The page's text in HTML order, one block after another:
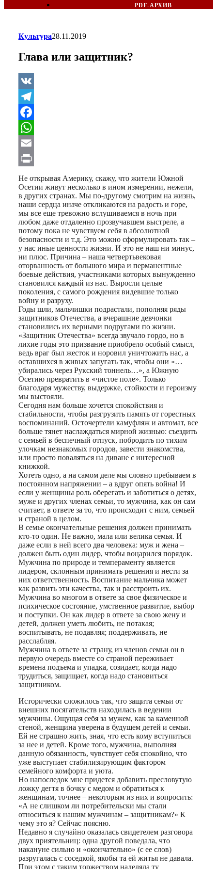
PDF-АРХИВ
Культура28.11.2019
Глава или защитник?
VK
Telegram
Facebook
WhatsApp
Email
Print
Не открывая Америку, скажу, что жители Южной
Осетии живут несколько в ином измерении, нежели,
в других странах. Мы по-другому смотрим на жизнь,
наши сердца иначе откликаются на радость и горе,
мы все еще тревожно вслушиваемся в ночь при
любом даже отдаленно прозвучавшем выстреле, а
потому пока не чувствуем себя в абсолютной
безопасности и т.д. Это можно сформулировать так –
у нас иные ценности жизни. И это не наш ни минус,
ни плюс. Причина – наша четвертьвековая
оторванность от большого мира и перманентные
боевые действия, участниками которых вынужденно
становился каждый из нас. Выросли целые
поколения, с самого рождения видевшие только
войну и разруху.
Годы шли, мальчишки подрастали, пополняя ряды
защитников Отечества, а вчерашние девчонки
становились их верными подругами по жизни.
«Защитник Отечества» всегда звучало гордо, но в
лихие годы это призвание приобрело особый смысл,
ведь враг был жесток и норовил уничтожить нас, а
оставшихся в живых запугать так, чтобы они «…
убирались через Рукский тоннель…», а Южную
Осетию превратить в «чистое поле». Только
благодаря мужеству, выдержке, стойкости и героизму
мы выстояли.
Сегодня нам больше хочется спокойствия и
стабильности, чтобы разгрузить память от горестных
воспоминаний. Осточертели камуфляж и автомат, все
больше тянет наслаждаться мирной жизнью: съездить
с семьей в беспечный отпуск, побродить по тихим
улочкам незнакомых городов, завести знакомства,
или просто поваляться на диване с интересной
книжкой.
Хотеть одно, а на самом деле мы словно пребываем в
постоянном напряжении – а вдруг опять война! И
если у женщины роль оберегать и заботиться о детях,
муже и других членах семьи, то мужчина, как он сам
считает, в ответе за то, что происходит с ним, семьей
и страной в целом.
В семье окончательные решения должен принимать
кто-то один. Не важно, мала или велика семья. И
даже если в ней всего два человека: муж и жена –
должен быть один лидер, чтобы воцарился порядок.
Мужчина по природе и темпераменту является
лидером, склонным принимать решения и нести за
них ответственность. Воспитание мальчика может
как развить эти качества, так и расстроить их.
Мужчина во многом в ответе за свое физическое и
психическое состояние, умственное развитие, выбор
и поступки. Он как лидер в ответе за свою жену и
детей, должен уметь любить, не потакая;
воспитывать, не подавляя; поддерживать, не
расслабляя.
Мужчина в ответе за страну, из членов семьи он в
первую очередь вместе со страной переживает
времена подъема и упадка, созидает, когда надо
трудиться, защищает, когда надо становиться
защитником.
Исторически сложилось так, что защита семьи от
внешних посягательств находилась в ведении
мужчины. Ощущая себя за мужем, как за каменной
стеной, женщина уверена в будущем детей и семьи.
Ей не страшно жить, зная, что есть кому вступиться
за нее и детей. Кроме того, мужчина, выполняя
данную обязанность, чувствует себя спокойно, что
уже выступает стабилизирующим фактором
семейного комфорта и уюта.
Но напоследок мне придется добавить пресловутую
ложку дегтя в бочку с медом и обратиться к
женщинам, точнее – некоторым из них и вопросить:
«А не слишком ли потребительски мы стали
относиться к нашим мужчинам – защитникам?» К
чему это я? Сейчас поясню.
Недавно я случайно оказалась свидетелем разговора
двух приятельниц: одна другой поведала, что
накануне сильно и «окончательно» (с ее слов)
разругалась с соседкой, якобы та ей житья не давала.
При этом с таким торжеством наделяла ту